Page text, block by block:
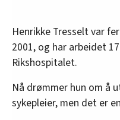
Henrikke Tresselt var
2001, og har arbeidet
Rikshospitalet.
Nå drømmer hun om å
sykepleier, men det er